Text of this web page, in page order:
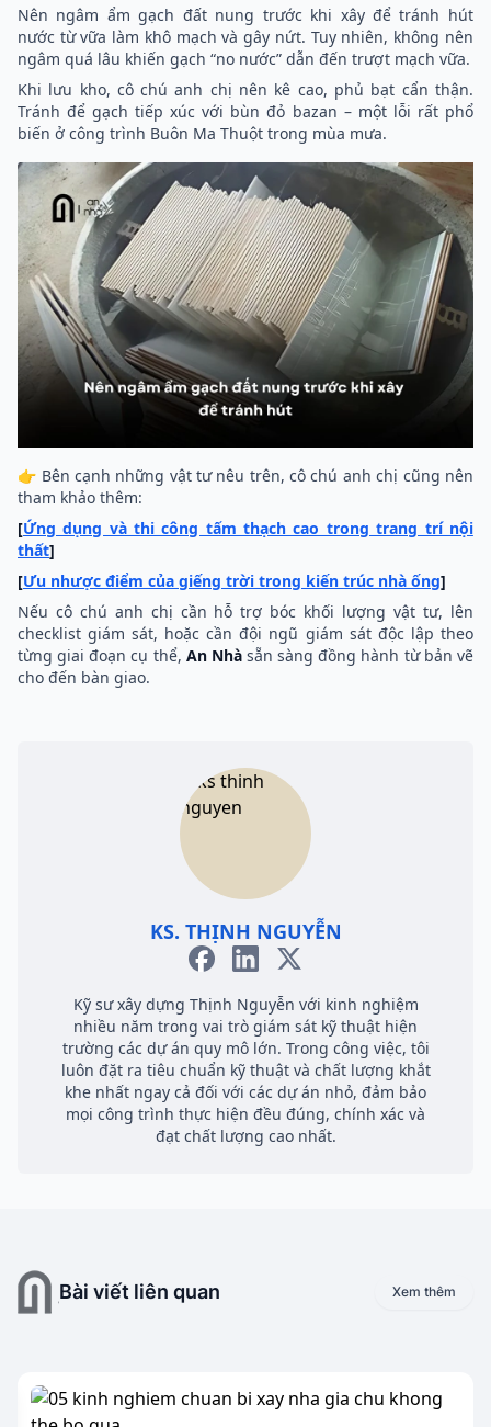
Nên ngâm ẩm gạch đất nung trước khi xây để tránh hút
nước từ vữa làm khô mạch và gây nứt. Tuy nhiên, không nên
ngâm quá lâu khiến gạch “no nước” dẫn đến trượt mạch vữa.
Khi lưu kho, cô chú anh chị nên kê cao, phủ bạt cẩn thận.
Tránh để gạch tiếp xúc với bùn đỏ bazan – một lỗi rất phổ
biến ở công trình Buôn Ma Thuột trong mùa mưa.
👉 Bên cạnh những vật tư nêu trên, cô chú anh chị cũng nên
tham khảo thêm:
[Ứng dụng và thi công tấm thạch cao trong trang trí nội
thất]
[Ưu nhược điểm của giếng trời trong kiến trúc nhà ống]
Nếu cô chú anh chị cần hỗ trợ bóc khối lượng vật tư, lên
checklist giám sát, hoặc cần đội ngũ giám sát độc lập theo
từng giai đoạn cụ thể, An Nhàsẵn sàng đồng hành từ bản vẽ
cho đến bàn giao.
KS. THỊNH NGUYỄN
Kỹ sư xây dựng Thịnh Nguyễn với kinh nghiệm
nhiều năm trong vai trò giám sát kỹ thuật hiện
trường các dự án quy mô lớn. Trong công việc, tôi
luôn đặt ra tiêu chuẩn kỹ thuật và chất lượng khắt
khe nhất ngay cả đối với các dự án nhỏ, đảm bảo
mọi công trình thực hiện đều đúng, chính xác và
đạt chất lượng cao nhất.
Bài viết liên quan Xem thêm